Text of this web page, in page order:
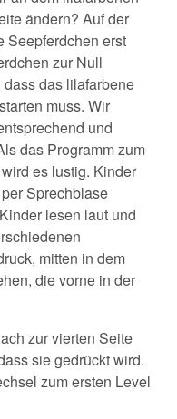
ändern? Auf der
Seepferdchen erst
zur Null
das lilafarbene
muss. Wir
und
das Programm zum
es lustig. Kinder
Sprechblase
lesen laut und
mitten in dem
die vorne in der
zur vierten Seite
sie gedrückt wird.
zum ersten Level